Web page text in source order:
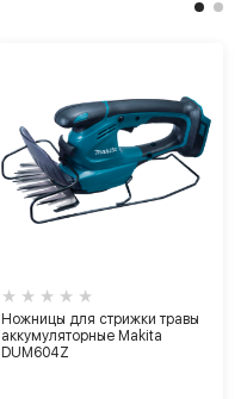
Ножницы для стрижки травы
аккумуляторные Makita
DUM604Z